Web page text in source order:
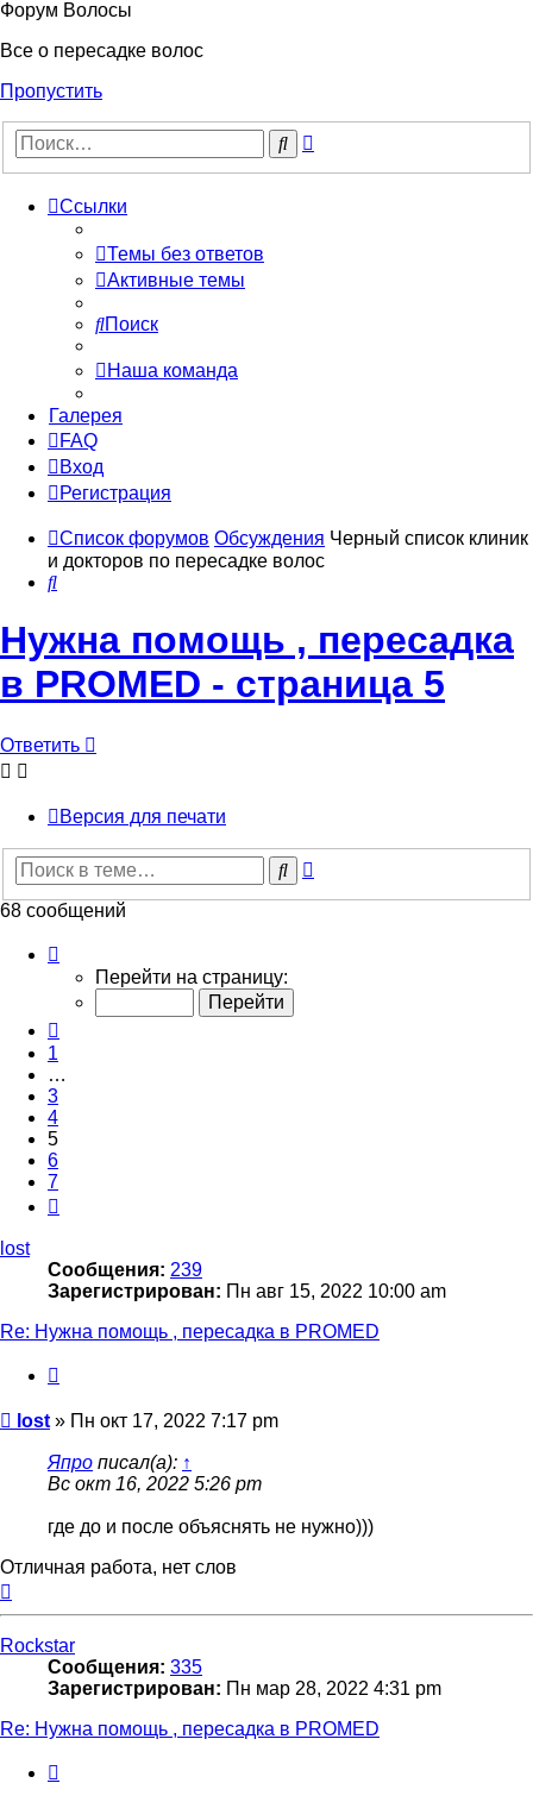
Форум Волосы
Все о пересадке волос
Пропустить
Поиск
Ссылки
Темы без ответов
Активные темы
Поиск
Наша команда
Галерея
FAQ
Вход
Регистрация
Список форумов Обсуждения Черный список клиник
и докторов по пересадке волос
Поиск
Нужна помощь , пересадка
в PROMED - страница 5
Ответить
Версия для печати
Поиск
68 сообщений
Перейти на страницу:
1
…
3
4
5
6
7
lost
Сообщения: 239
Зарегистрирован: Пн авг 15, 2022 10:00 am
Re: Нужна помощь , пересадка в PROMED
Сообщение
lost » Пн окт 17, 2022 7:17 pm
Япро писал(а): ↑
Вс окт 16, 2022 5:26 pm
где до и после объяснять не нужно)))
Отличная работа, нет слов
Rockstar
Сообщения: 335
Зарегистрирован: Пн мар 28, 2022 4:31 pm
Re: Нужна помощь , пересадка в PROMED